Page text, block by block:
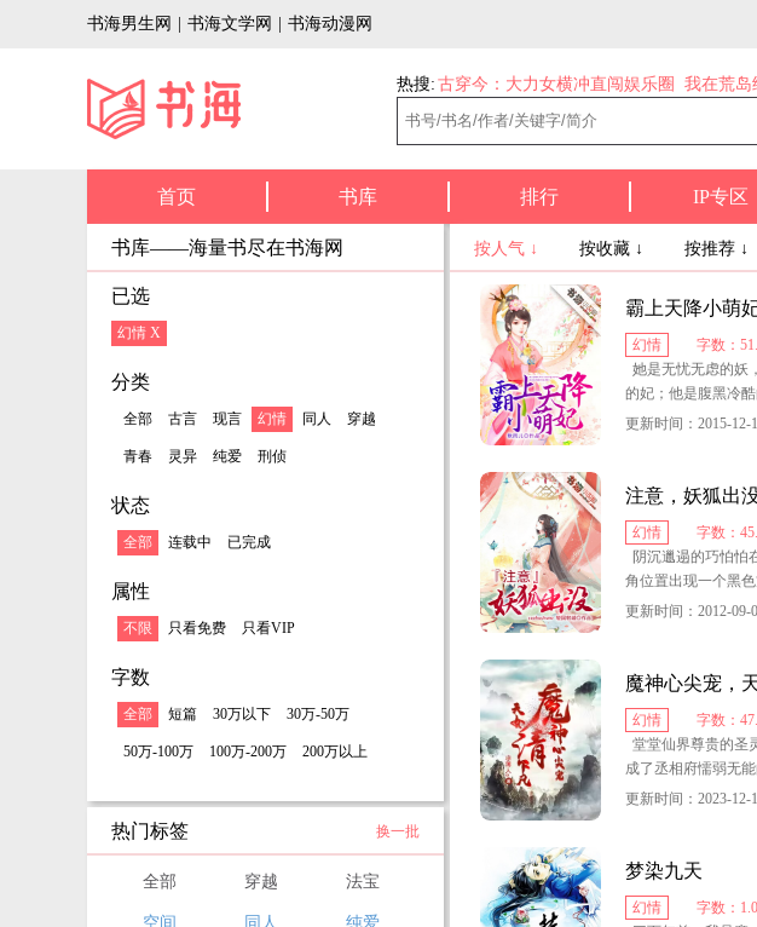
书海男生网 书海文学网 书海动漫网
热搜: 古穿今：大力女横冲直闯娱乐圈 我在荒岛
首页 书库 排行 IP专区
书库——海量书尽在书海网
已选
幻情 X
分类
全部 古言 现言 幻情 同人 穿越
青春 灵异 纯爱 刑侦
状态
全部 连载中 已完成
属性
不限 只看免费 只看VIP
字数
全部 短篇 30万以下 30万-50万
50万-100万 100万-200万 200万以上
热门标签 换一批
全部 穿越 法宝
空间 同人 纯爱
按人气 ↓ 按收藏 ↓ 按推荐 ↓
霸上天降小萌
幻情
字数：
她是无忧无虑的妖
的妃；他是腹黑冷
留心也留人；妖魔
更新时间：2015-12-
注意，妖狐出
幻情
字数：
阴沉邋遢的巧怕怕
角位置出现一个黑
状的白色点，当她
那是一个来自异界
方，命运在今晚十
心理扭曲的废物女
极端，到底是什么
更新时间：2012-09-
魔神心尖宠，
幻情
字数：
堂堂仙界尊贵的圣
成了丞相府懦弱无
的容颜却在几年时光
亲的心狠手辣她加
人！
更新时间：2023-12-
梦染九天
幻情
字数：